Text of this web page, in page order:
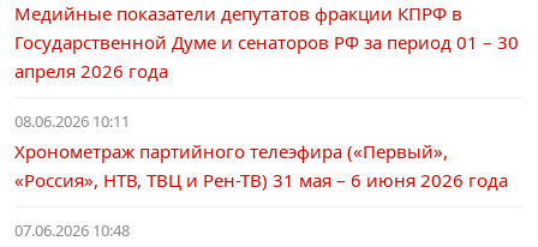
Медийные показатели депутатов фракции КПРФ в
Государственной Думе и сенаторов РФ за период 01 – 30
апреля 2026 года
08.06.2026 10:11
Хронометраж партийного телеэфира («Первый»,
«Россия», НТВ, ТВЦ и Рен-ТВ) 31 мая – 6 июня 2026 года
07.06.2026 10:48